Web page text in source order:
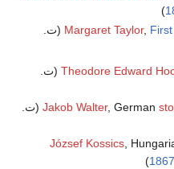
)
Margaret Taylor,
(ت.
Theodore Edward
Jakob Walter, German
József Kossics,
1867
)